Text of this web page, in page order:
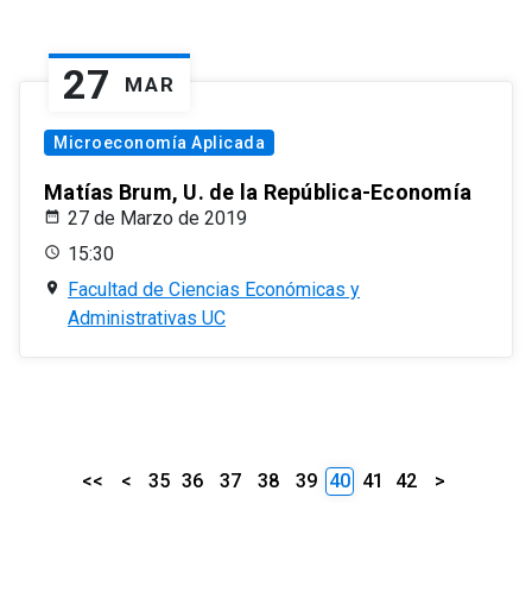
27 MAR
Microeconomía Aplicada
Matías Brum, U. de la República-Economía
27 de Marzo de 2019
15:30
Facultad de Ciencias Económicas y
Administrativas UC
<< < 35 36 37 38 39 40 41 42 >